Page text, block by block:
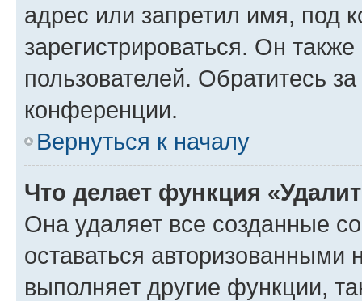
адрес или запретил имя, под
зарегистрироваться. Он
пользователей. Обратитесь
конференции.
Вернуться к началу
Что делает функция
Она удаляет все созданные
оставаться авторизованными
выполняет другие функции,